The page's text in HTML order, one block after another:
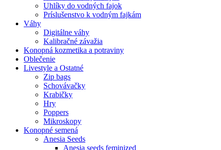
Uhlíky do vodných fajok
Príslušenstvo k vodným fajkám
Váhy
Digitálne váhy
Kalibračné závažia
Konopná kozmetika a potraviny
Oblečenie
Livestyle a Ostatné
Zip bags
Schovávačky
Krabičky
Hry
Poppers
Mikroskopy
Konopné semená
Anesia Seeds
Anesia seeds feminized